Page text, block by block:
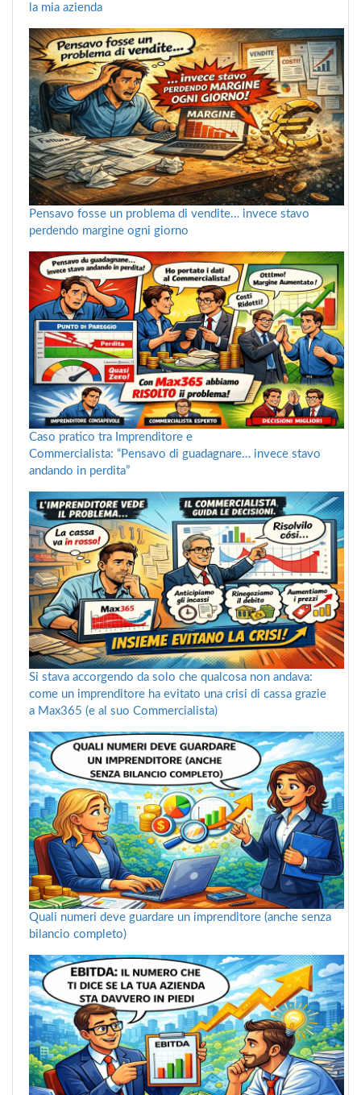
la mia azienda
Pensavo fosse un problema di vendite… invece stavo
perdendo margine ogni giorno
Caso pratico tra Imprenditore e
Commercialista: “Pensavo di guadagnare… invece stavo
andando in perdita”
Si stava accorgendo da solo che qualcosa non andava:
come un imprenditore ha evitato una crisi di cassa grazie
a Max365 (e al suo Commercialista)
Quali numeri deve guardare un imprenditore (anche senza
bilancio completo)